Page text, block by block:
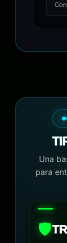
Una
para
🛡️